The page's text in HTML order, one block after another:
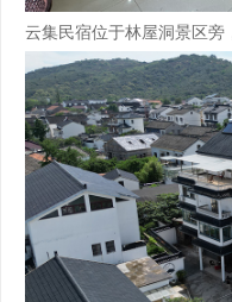
云集民宿位于林屋洞景区旁